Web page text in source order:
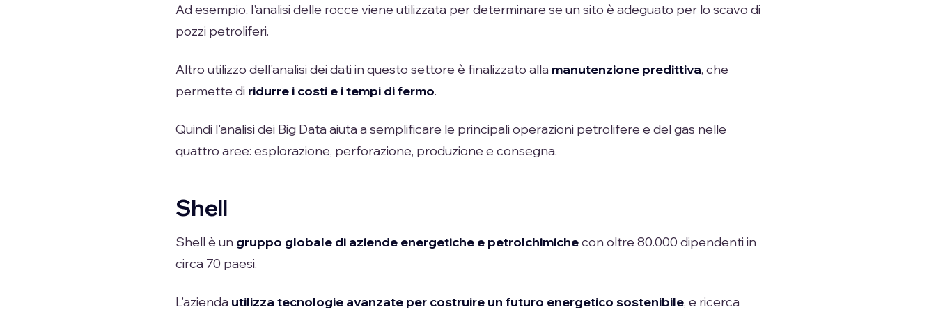
Ad esempio, l'analisi delle rocce viene utilizzata per determinare se un sito è adeguato per lo scavo di
pozzi petroliferi.
Altro utilizzo dell'analisi dei dati in questo settore è finalizzato alla manutenzione predittiva, che
permette di ridurre i costi e i tempi di fermo.
Quindi l'analisi dei Big Data aiuta a semplificare le principali operazioni petrolifere e del gas nelle
quattro aree: esplorazione, perforazione, produzione e consegna.
Shell
Shell è un gruppo globale di aziende energetiche e petrolchimichecon oltre 80.000 dipendenti in
circa 70 paesi.
L'azienda utilizza tecnologie avanzate per costruire un futuro energetico sostenibile, e ricerca